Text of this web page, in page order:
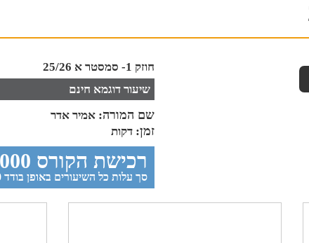
חוזק 1- סמסטר א 25/26
שיעור דוגמא חינם
שם המורה: אמיר אדר
זמן: דקות
רכישת הקורס 1000 ש”ח
סך עלות כל השיעורים באופן בודד 1100.00 ש”ח